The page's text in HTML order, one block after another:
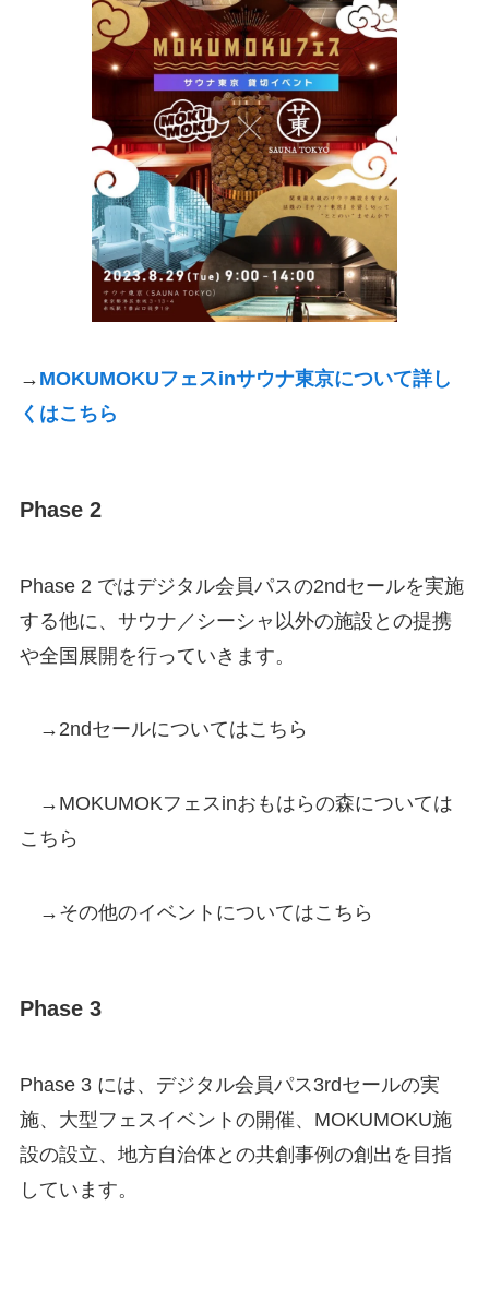
→ MOKUMOKUフェスinサウナ東京について詳し
くはこちら
Phase 2
Phase 2 ではデジタル会員パスの2ndセールを実施
する他に、サウナ／シーシャ以外の施設との提携
や全国展開を行っていきます。
→2ndセールについてはこちら
→MOKUMOKフェスinおもはらの森については
こちら
→その他のイベントについてはこちら
Phase 3
Phase 3 には、デジタル会員パス3rdセールの実
施、大型フェスイベントの開催、MOKUMOKU施
設の設立、地方自治体との共創事例の創出を目指
しています。